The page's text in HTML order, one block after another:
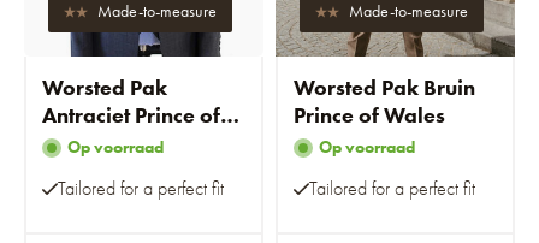
Made-to-measure
Worsted Pak
Antraciet Prince of
Wales
Op voorraad
Tailored for a perfect fit
Made-to-measure
Worsted Pak Bruin
Prince of Wales
Op voorraad
Tailored for a perfect fit